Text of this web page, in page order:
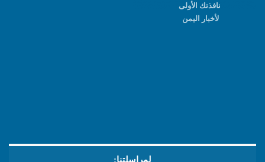
نافذتك الأولى
لأخبار اليمن
لمراسلتنا: